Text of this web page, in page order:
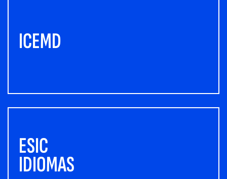
ICEMD
ESIC
IDIOMAS